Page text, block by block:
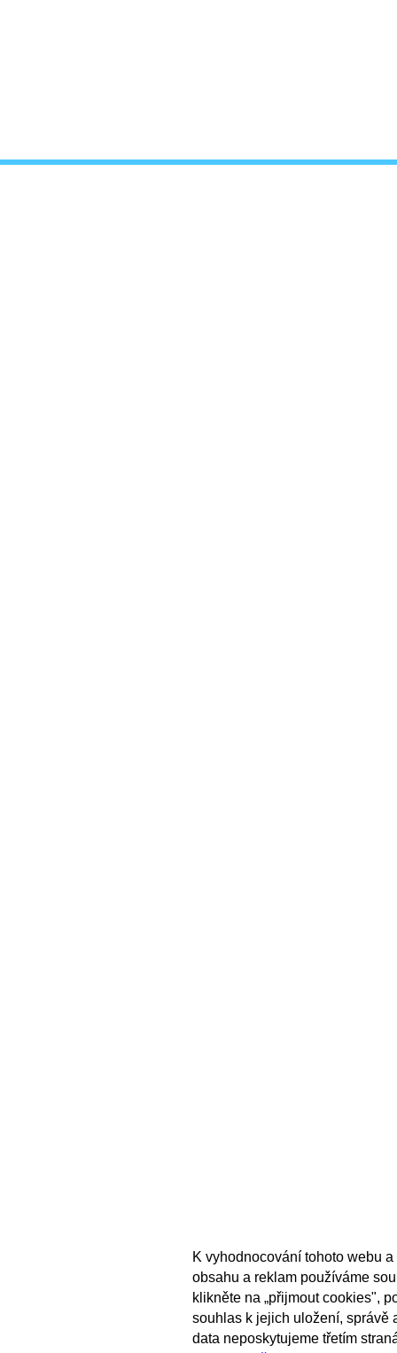
K vyhodnocování tohoto webu
obsahu a reklam používáme
klikněte na „přijmout cookies",
souhlas k jejich uložení, správě
data neposkytujeme třetím